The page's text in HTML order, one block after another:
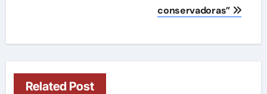
conservadoras”
Related Post